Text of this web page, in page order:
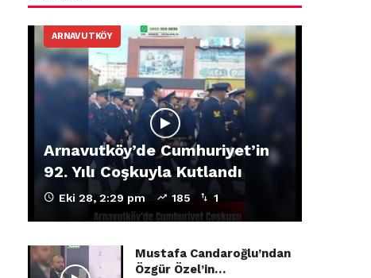
ARNAVUTKÖY
Arnavutköy’de Cumhuriyet’in
92. Yılı Coşkuyla Kutlandı
Eki 28, 2:29 pm 185 1
Mustafa Candaroğlu’ndan
Özgür Özel’in…